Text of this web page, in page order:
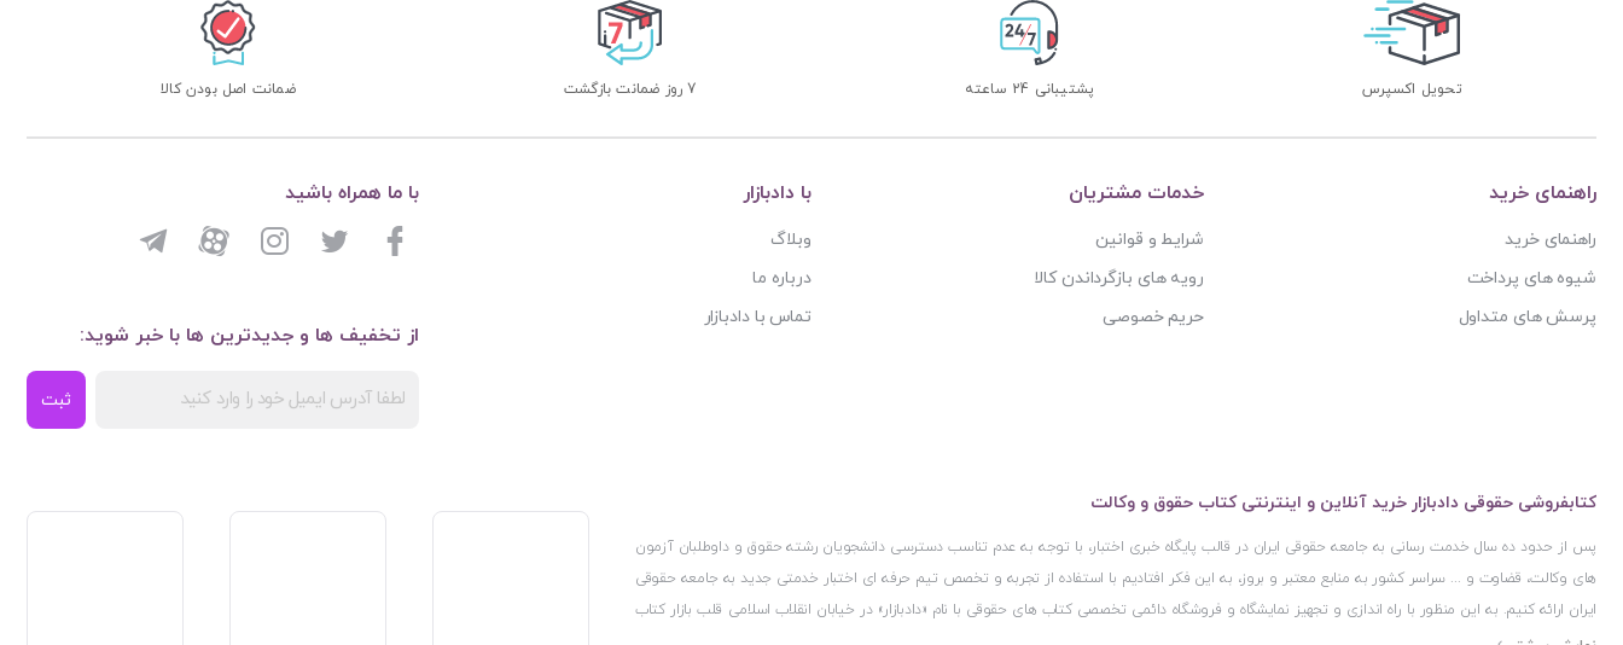
پژوهشگاه حوزه و دانشگاه
پژوهشگاه علوم و فرهنگ اسلامی
پژوهشگاه فرهنگ و اندیشه اسلامی
پیام غدیر
تولید کتاب
تی آرا
تیسا
آیت الله دکتر سید کاظم مصطفوی
آیت الله شیخ باقرایروانی
آیت الله شیخ جعفر سبحانی
آیت‌ الله عباس کعبی
آیت الله عباسعلی عمید زنجانی
تحویل اکسپرس پشتیبانی 24 ساعته 7 روز ضمانت بازگشت ضمانت اصل بودن کالا
راهنمای خرید
راهنمای خرید
شیوه های پرداخت
پرسش های متداول
خدمات مشتریان
شرایط و قوانین
رویه های بازگرداندن کالا
حریم خصوصی
با دادبازار
وبلاگ
درباره ما
تماس با دادبازار
از تخفیف ها و جدیدترین ها با خبر شوید:
ثبت
با ما همراه باشید
کتابفروشی حقوقی دادبازار خرید آنلاین و اینترنتی کتاب حقوق و وکالت
پس از حدود ده سال خدمت رسانی به جامعه حقوقی ایران در قالب پایگاه خبری اختبار، با توجه به عدم تناسب دسترسی دانشجویان رشته حقوق و داوطلبان آزمون
های وکالت، قضاوت و ... سراسر کشور به منابع معتبر و بروز، به این فکر افتادیم با استفاده از تجربه و تخصص تیم حرفه ای اختبار خدمتی جدید به جامعه حقوقی
ایران ارائه کنیم. به این منظور با راه اندازی و تجهیز نمایشگاه و فروشگاه دائمی تخصصی کتاب های حقوقی با نام «دادبازار» در خیابان انقلاب اسلامی قلب بازار کتاب